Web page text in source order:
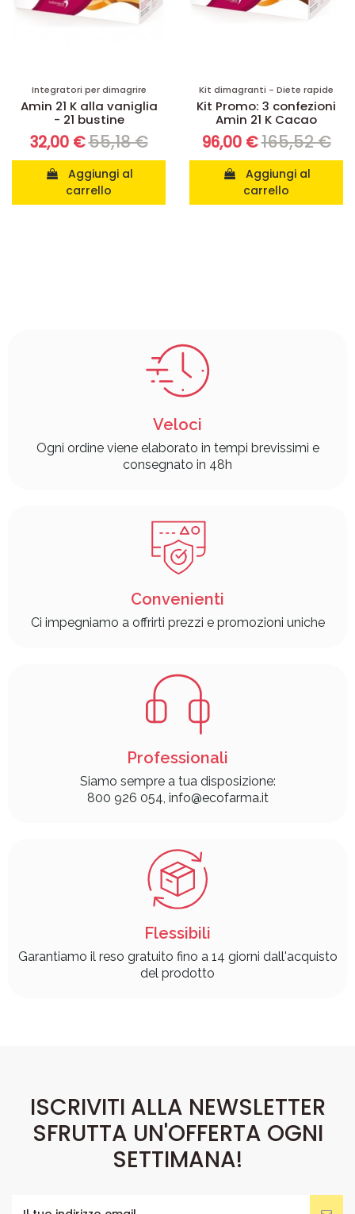
Integratori per dimagrire
Amin 21 K alla vaniglia
- 21 bustine
32,00 €55,18 €
carrello
Kit dimagranti - Diete rapide
Kit Promo: 3 confezioni
Amin 21 K Cacao
96,00 €165,52 €
carrello
Veloci
Ogni ordine viene elaborato in tempi brevissimi e
consegnato in 48h
Convenienti
Ci impegniamo a offrirti prezzi e promozioni uniche
Professionali
Siamo sempre a tua disposizione:
800 926 054, info@ecofarma.it
Flessibili
Garantiamo il reso gratuito fino a 14 giorni dall'acquisto
del prodotto
ISCRIVITI ALLA NEWSLETTER
SFRUTTA UN'OFFERTA OGNI
SETTIMANA!